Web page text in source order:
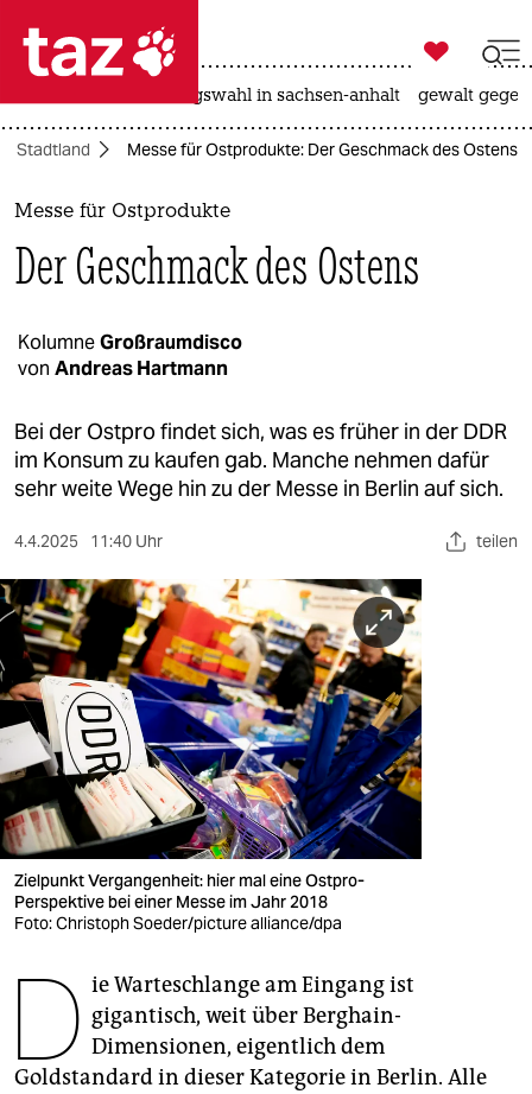
 taz zahl ich
taz zahl ich
themen
politik
gesellschaft
kultur
sport
berlin
nord
wahrheit
verlag
verlag
veranstaltungen
shop
fragen & hilfe
unterstützen
abo
genossenschaft
epaper login

taz zahl ich
landtagswahl in sachsen-anhalt gewalt
Stadtland Messe für Ostprodukte: Der Geschmack des Ostens
Messe für Ostprodukte
Der Geschmack des Ostens
KolumneGroßraumdisco
von Andreas Hartmann
Bei der Ostpro findet sich, was es früher in der DDR
im Konsum zu kaufen gab. Manche nehmen dafür
sehr weite Wege hin zu der Messe in Berlin auf sich.
4.4.2025 11:40 Uhr teilen
Zielpunkt Vergangenheit: hier mal eine Ostpro-
Perspektive bei einer Messe im Jahr 2018
Foto: Christoph Soeder/picture alliance/dpa
D ie Warteschlange am Eingang ist
gigantisch, weit über Berghain-
Dimensionen, eigentlich dem
Goldstandard in dieser Kategorie in Berlin. Alle